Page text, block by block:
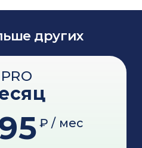
других
PRO
₽ / мес